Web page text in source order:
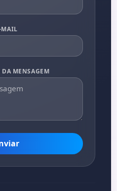
MAIL
MENSAGEM